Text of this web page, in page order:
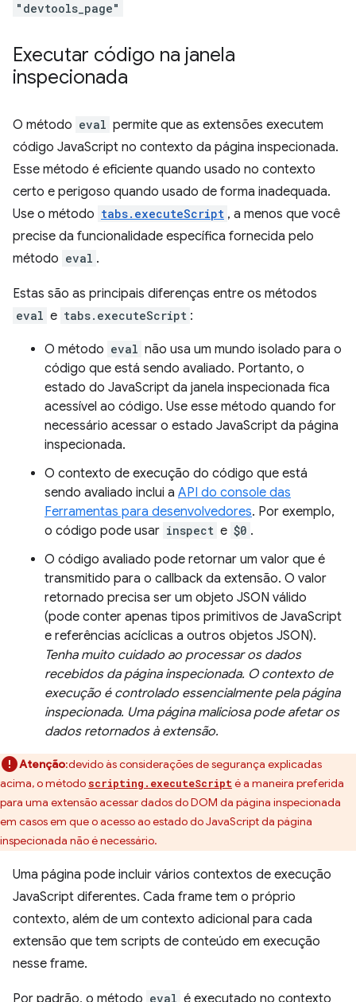
"devtools_page"
Executar código na janela
inspecionada
O método eval permite que as extensões executem
código JavaScript no contexto da página inspecionada.
Esse método é eficiente quando usado no contexto
certo e perigoso quando usado de forma inadequada.
Use o método tabs.executeScript , a menos que você
precise da funcionalidade específica fornecida pelo
método eval .
Estas são as principais diferenças entre os métodos
eval e tabs.executeScript :
O método eval não usa um mundo isolado para o
código que está sendo avaliado. Portanto, o
estado do JavaScript da janela inspecionada fica
acessível ao código. Use esse método quando for
necessário acessar o estado JavaScript da página
inspecionada.
O contexto de execução do código que está
sendo avaliado inclui a API do console das
Ferramentas para desenvolvedores. Por exemplo,
o código pode usar inspect e $0 .
O código avaliado pode retornar um valor que é
transmitido para o callback da extensão. O valor
retornado precisa ser um objeto JSON válido
(pode conter apenas tipos primitivos de JavaScript
e referências acíclicas a outros objetos JSON).
Tenha muito cuidado ao processar os dados
recebidos da página inspecionada. O contexto de
execução é controlado essencialmente pela página
inspecionada. Uma página maliciosa pode afetar os
dados retornados à extensão.
Atenção:devido às considerações de segurança explicadas
acima, o método scripting.executeScript é a maneira preferida
para uma extensão acessar dados do DOM da página inspecionada
em casos em que o acesso ao estado do JavaScript da página
inspecionada não é necessário.
Uma página pode incluir vários contextos de execução
JavaScript diferentes. Cada frame tem o próprio
contexto, além de um contexto adicional para cada
extensão que tem scripts de conteúdo em execução
nesse frame.
Por padrão, o método eval é executado no contexto